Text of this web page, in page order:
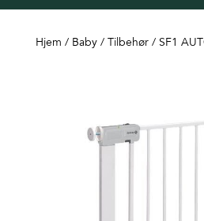
Hjem / Baby/ Tilbehør/ SF1